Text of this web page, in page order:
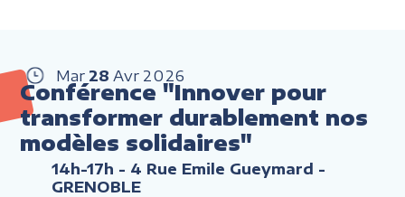
Mar 28 Avr 2026
Conférence "Innover pour
transformer durablement nos
modèles solidaires"
14h-17h - 4 Rue Emile Gueymard -
GRENOBLE